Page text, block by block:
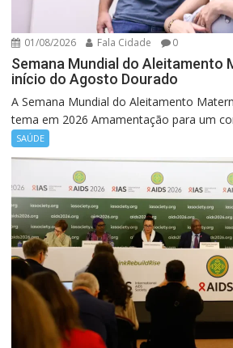
01/08/2026 Fala Cidade 0
Semana Mundial do Aleitamento
início do Agosto Dourado
A Semana Mundial do Aleitamento
tema em 2026 Amamentação para um
SAÚDE